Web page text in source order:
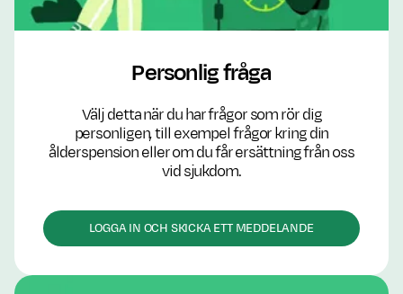
Personlig fråga
Välj detta när du har frågor som rör dig
personligen, till exempel frågor kring din
ålderspension eller om du får ersättning från oss
vid sjukdom.
LOGGA IN OCH SKICKA ETT MEDDELANDE